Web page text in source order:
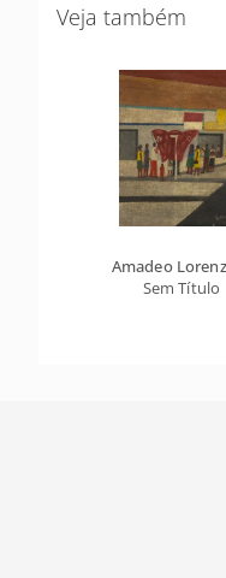
Veja também
Amadeo
Sem Título